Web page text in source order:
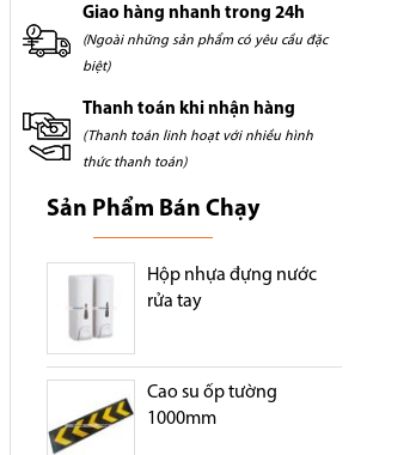
Giao hàng nhanh trong 24h
(Ngoài những sản phẩm có yêu cầu đặc
biệt)
Thanh toán khi nhận hàng
(Thanh toán linh hoạt với nhiều hình
thức thanh toán)
Sản Phẩm Bán Chạy
Hộp nhựa đựng nước
rửa tay
Cao su ốp tường
1000mm